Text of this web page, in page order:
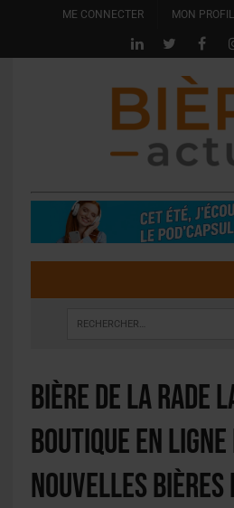
ME CONNECTER MON PROFIL
Bière de la Rade
boutique en
nouvelles bières